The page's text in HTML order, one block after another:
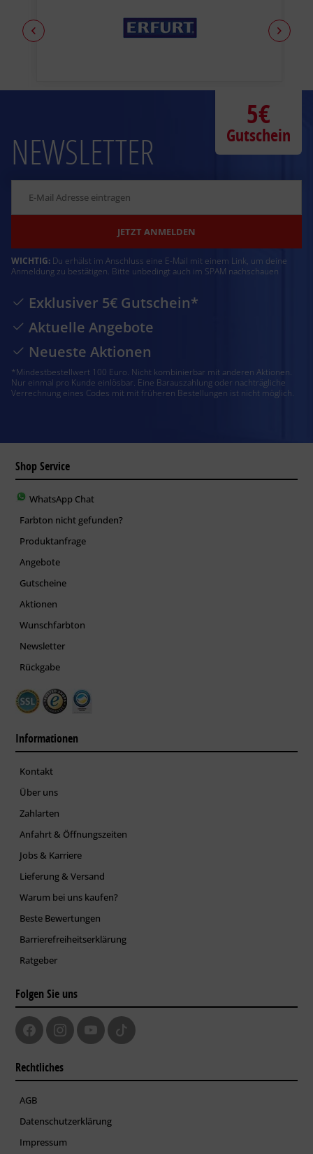
NEWSLETTER
JETZT ANMELDEN
WICHTIG: Du erhälst im Anschluss eine E-Mail mit einem Link, um deine
Anmeldung zu bestätigen. Bitte unbedingt auch im SPAM nachschauen
Exklusiver 5€ Gutschein*
Aktuelle Angebote
Neueste Aktionen
*Mindestbestellwert 100 Euro. Nicht kombinierbar mit anderen Aktionen.
Nur einmal pro Kunde einlösbar. Eine Barauszahlung oder nachträgliche
Verrechnung eines Codes mit mit früheren Bestellungen ist nicht möglich.
5€
Gutschein
Shop Service
WhatsApp Chat
Farbton nicht gefunden?
Produktanfrage
Angebote
Gutscheine
Aktionen
Wunschfarbton
Newsletter
Rückgabe
Informationen
Kontakt
Über uns
Zahlarten
Anfahrt & Öffnungszeiten
Jobs & Karriere
Lieferung & Versand
Warum bei uns kaufen?
Beste Bewertungen
Barrierefreiheitserklärung
Ratgeber
Folgen Sie uns
Rechtliches
AGB
Datenschutzerklärung
Impressum